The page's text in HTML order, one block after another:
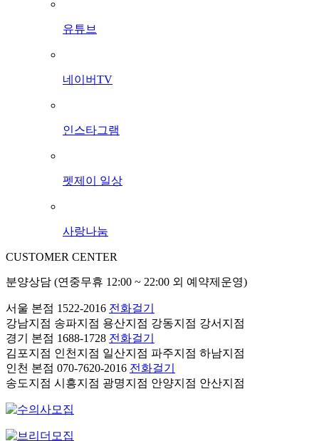
유튜브
네이버TV
인스타그램
펫제이 일상
사랑나눔
CUSTOMER CENTER
분양상담 (연중무휴 12:00 ~ 22:00 외 예약제운영)
서울 본점 1522-2016 전화걸기
강남지점 송파지점 용산지점 강동지점 강서지점
경기 본점 1688-1728 전화걸기
김포지점 인천지점 일산지점 파주지점 하남지점
인천 본점 070-7620-2016 전화걸기
송도지점 시흥지점 광명지점 안양지점 안산지점